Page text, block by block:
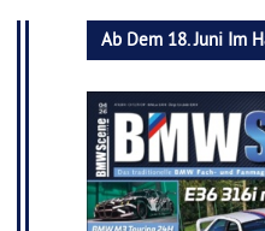
Ab Dem 18. Juni Im